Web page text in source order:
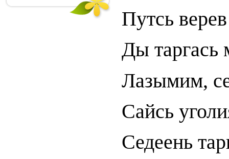
Путсь
Ды таргась
Лазымим,
Сайсь
Седеень